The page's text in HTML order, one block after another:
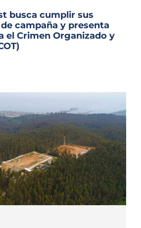
busca cumplir sus
campaña y presenta
el Crimen Organizado y